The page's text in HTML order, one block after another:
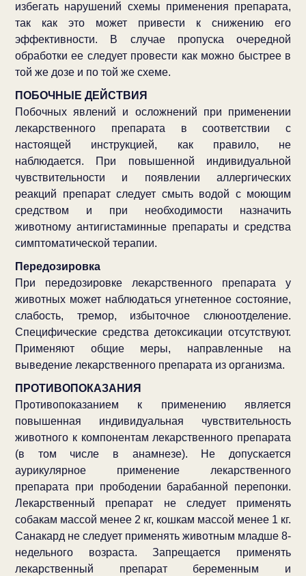
избегать нарушений схемы применения препарата,
так как это может привести к снижению его
эффективности. В случае пропуска очередной
обработки ее следует провести как можно быстрее в
той же дозе и по той же схеме.
ПОБОЧНЫЕ ДЕЙСТВИЯ
Побочных явлений и осложнений при применении
лекарственного препарата в соответствии с
настоящей инструкцией, как правило, не
наблюдается. При повышенной индивидуальной
чувствительности и появлении аллергических
реакций препарат следует смыть водой с моющим
средством и при необходимости назначить
животному антигистаминные препараты и средства
симптоматической терапии.
Передозировка
При передозировке лекарственного препарата у
животных может наблюдаться угнетенное состояние,
слабость, тремор, избыточное слюноотделение.
Специфические средства детоксикации отсутствуют.
Применяют общие меры, направленные на
выведение лекарственного препарата из организма.
ПРОТИВОПОКАЗАНИЯ
Противопоказанием к применению является
повышенная индивидуальная чувствительность
животного к компонентам лекарственного препарата
(в том числе в анамнезе). Не допускается
аурикулярное применение лекарственного
препарата при прободении барабанной перепонки.
Лекарственный препарат не следует применять
собакам массой менее 2 кг, кошкам массой менее 1 кг.
Санакард не следует применять животным младше 8-
недельного возраста. Запрещается применять
лекарственный препарат беременным и